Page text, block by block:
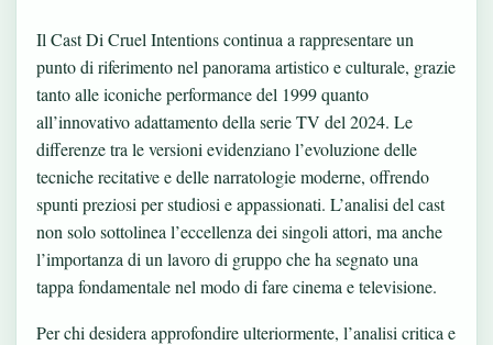
Il Cast Di Cruel Intentions continua a rappresentare un
punto di riferimento nel panorama artistico e culturale, grazie
tanto alle iconiche performance del 1999 quanto
all’innovativo adattamento della serie TV del 2024. Le
differenze tra le versioni evidenziano l’evoluzione delle
tecniche recitative e delle narratologie moderne, offrendo
spunti preziosi per studiosi e appassionati. L’analisi del cast
non solo sottolinea l’eccellenza dei singoli attori, ma anche
l’importanza di un lavoro di gruppo che ha segnato una
tappa fondamentale nel modo di fare cinema e televisione.
Per chi desidera approfondire ulteriormente, l’analisi critica e